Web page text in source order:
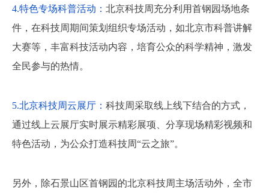
4.特色专场科普活动： 北京科技周充分利用首钢园场地条
件，在科技周期间策划组织专场活动，如北京市科普讲解
大赛等，丰富科技活动内容，培育公众的科学精神，激发
全民参与的热情。
5.北京科技周云展厅： 科技周采取线上线下结合的方式，
通过线上云展厅实时展示精彩展项、分享现场精彩视频和
特色活动，为公众打造科技周“云之旅”。
另外，除石景山区首钢园的北京科技周主场活动外，全市